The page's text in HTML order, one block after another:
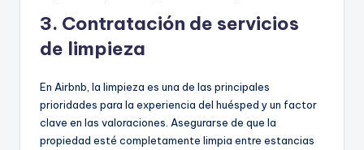
3. Contratación de servicios
de limpieza
En Airbnb, la limpieza es una de las principales
prioridades para la experiencia del huésped y un factor
clave en las valoraciones. Asegurarse de que la
propiedad esté completamente limpia entre estancias